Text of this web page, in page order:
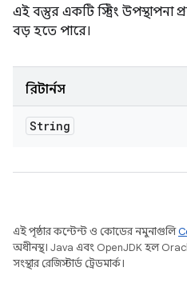
এই বস্তুর একটি স্ট্রিং
বড় হতে পারে।
রিটার্নস
String
এই পৃষ্ঠার কন্টেন্ট ও কোডের নমুনাগুলি
অধীনস্থ। Java এবং OpenJDK হল
সংস্থার রেজিস্টার্ড ট্রেডমার্ক।